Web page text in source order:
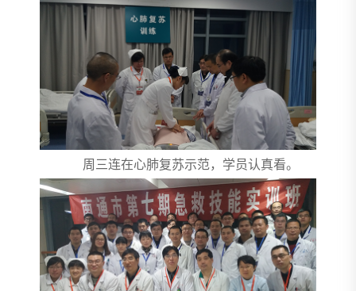
周三连在心肺复苏示范，学员认真看。